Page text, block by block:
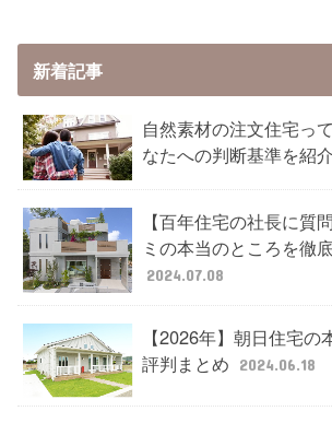
新着記事
自然素材の注文住宅っ
なたへの判断基準を紹介
【百年住宅の社長に質
ミの本当のところを徹
2024.07.08
【2026年】朝日住宅の
評判まとめ
2024.06.18